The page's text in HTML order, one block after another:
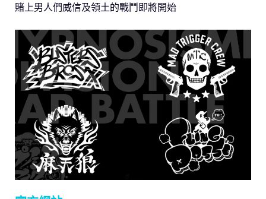
賭上男人們威信及領土的戰鬥即將開始